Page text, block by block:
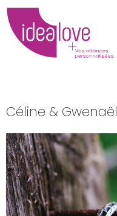
Céline & Gwenaël